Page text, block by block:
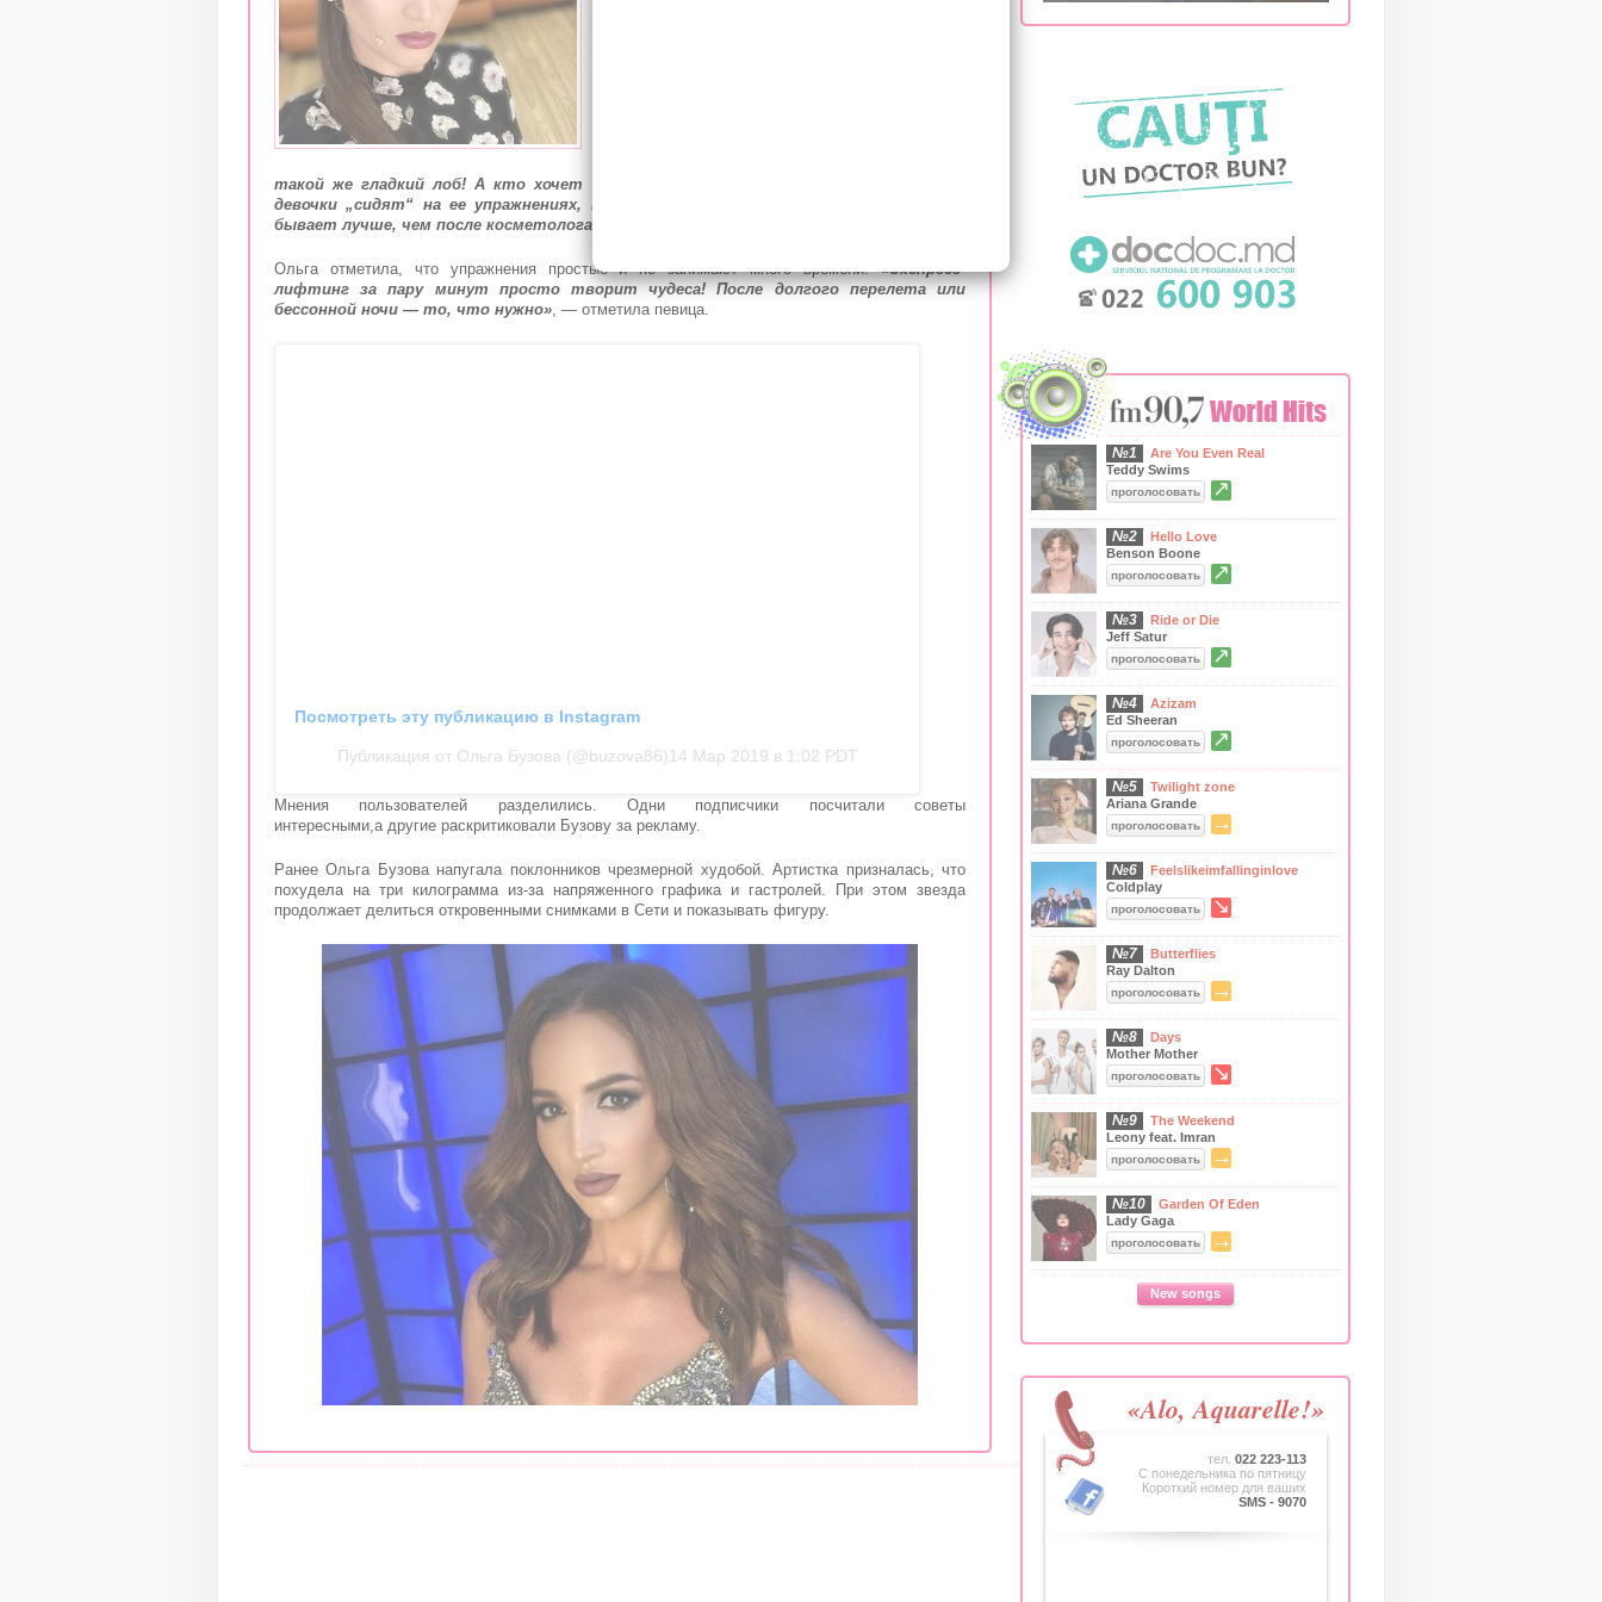
такой же гладкий лоб! А кто хочет пухлые губы без уколов? Все мои знакомые
девочки „сидят“ на ее упражнениях, так как делать их элементарно, а эффект
бывает лучше, чем после косметолога»
Ольга отметила, что упражнения простые и не занимают много времени.«Экспресс-
лифтинг за пару минут просто творит чудеса! После долгого перелета или
бессонной ночи — то, что нужно», — отметила певица.
Посмотреть эту публикацию в Instagram
Публикация от Ольга Бузова (@buzova86)14 Мар 2019 в 1:02 PDT
Мнения пользователей разделились. Одни подписчики посчитали советы
интересными,а другие раскритиковали Бузову за рекламу.
Ранее Ольга Бузова напугалапоклонников чрезмерной худобой. Артистка призналась, что
похудела на три килограмма из-за напряженного графика и гастролей. При этом звезда
продолжает делиться откровенными снимками в Сети и показывать фигуру.
№1
Are You Even Real
Teddy Swims
проголосовать ↗
№2
Hello Love
Benson Boone
проголосовать ↗
№3
Ride or Die
Jeff Satur
проголосовать ↗
№4
Azizam
Ed Sheeran
проголосовать ↗
№5
Twilight zone
Ariana Grande
проголосовать →
№6
Feelslikeimfallinginlove
Coldplay
проголосовать ↘
№7
Butterflies
Ray Dalton
проголосовать →
№8
Days
Mother Mother
проголосовать ↘
№9
The Weekend
Leony feat. Imran
проголосовать →
№10
Garden Of Eden
Lady Gaga
проголосовать →
New songs
«Alo, Aquarelle!»
тел. 022 223-113
C понедельника по пятницу
Короткий номер для ваших
SMS - 9070